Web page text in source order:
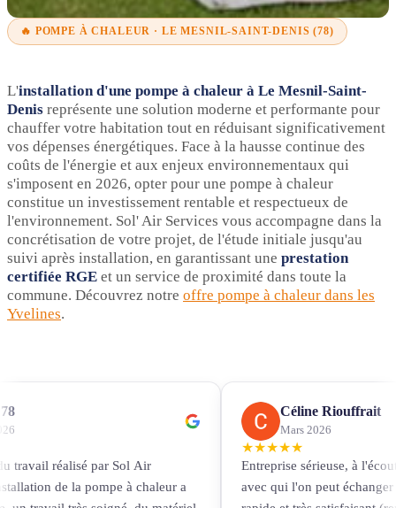
🔥 POMPE À CHALEUR · LE MESNIL-SAINT-DENIS (78)
L'installation d'une pompe à chaleur à Le Mesnil-Saint-
Denis représente une solution moderne et performante pour
chauffer votre habitation tout en réduisant significativement
vos dépenses énergétiques. Face à la hausse continue des
coûts de l'énergie et aux enjeux environnementaux qui
s'imposent en 2026, opter pour une pompe à chaleur
constitue un investissement rentable et respectueux de
l'environnement. Sol' Air Services vous accompagne dans la
concrétisation de votre projet, de l'étude initiale jusqu'au
suivi après installation, en garantissant une prestation
certifiée RGE et un service de proximité dans toute la
commune. Découvrez notre offre pompe à chaleur dans les
Yvelines.
travail réalisé par Sol Air
de la pompe à chaleur a
Céline Riouffrait
Mars 2026
★★★★★
Entreprise sérieuse, à
avec qui l'on peut